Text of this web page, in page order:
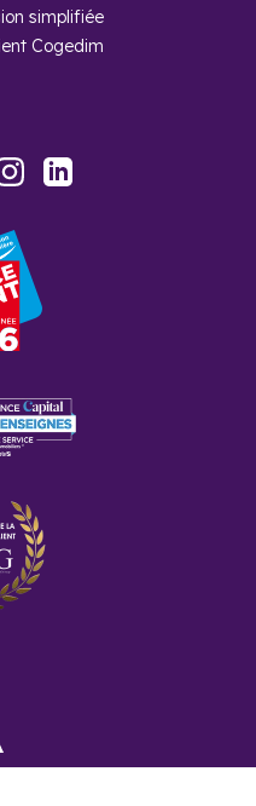
simplifiée
Cogedim
Instagram